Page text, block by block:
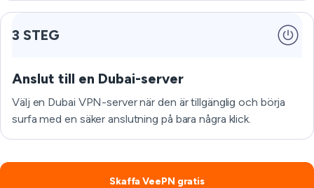
3 STEG
Anslut till en Dubai-server
Välj en Dubai VPN-server när den är tillgänglig och börja
surfa med en säker anslutning på bara några klick.
Skaffa VeePN gratis